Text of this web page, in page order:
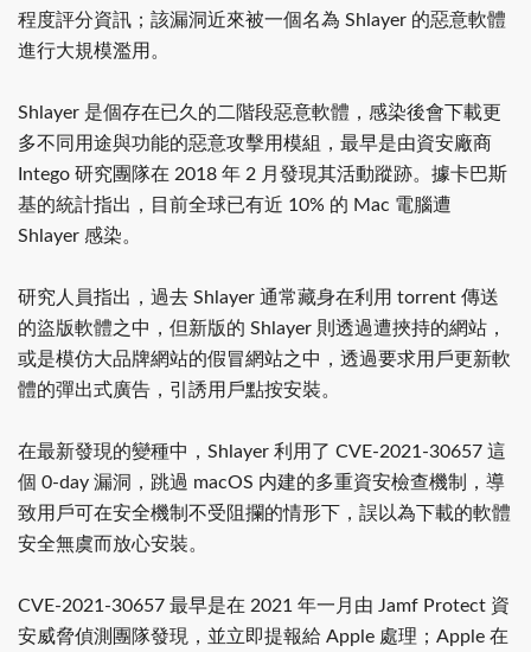
程度評分資訊；該漏洞近來被一個名為 Shlayer 的惡意軟體
進行大規模濫用。
Shlayer 是個存在已久的二階段惡意軟體，感染後會下載更
多不同用途與功能的惡意攻擊用模組，最早是由資安廠商
Intego 研究團隊在 2018 年 2 月發現其活動蹤跡。據卡巴斯
基的統計指出，目前全球已有近 10% 的 Mac 電腦遭
Shlayer 感染。
研究人員指出，過去 Shlayer 通常藏身在利用 torrent 傳送
的盜版軟體之中，但新版的 Shlayer 則透過遭挾持的網站，
或是模仿大品牌網站的假冒網站之中，透過要求用戶更新軟
體的彈出式廣告，引誘用戶點按安裝。
在最新發現的變種中，Shlayer 利用了 CVE-2021-30657 這
個 0-day 漏洞，跳過 macOS 内建的多重資安檢查機制，導
致用戶可在安全機制不受阻攔的情形下，誤以為下載的軟體
安全無虞而放心安裝。
CVE-2021-30657 最早是在 2021 年一月由 Jamf Protect 資
安威脅偵測團隊發現，並立即提報給 Apple 處理；Apple 在